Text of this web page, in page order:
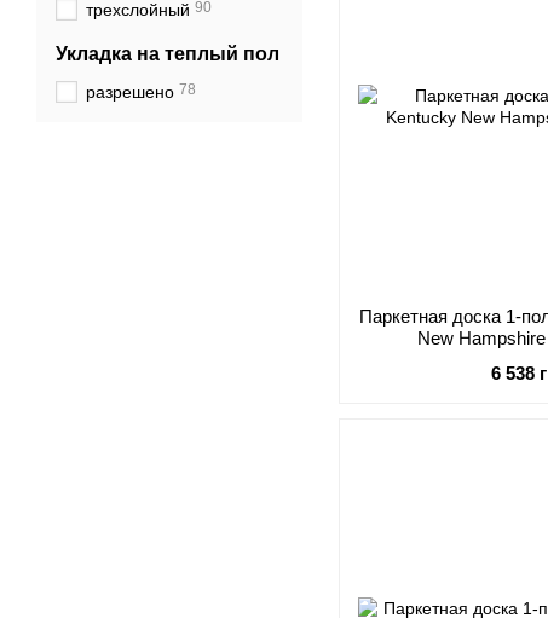
Паркетная доска 1-
New
6 538
трехслойный 90
Укладка на теплый пол
разрешено 78